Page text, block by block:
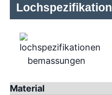
Lochspezifikation
Material